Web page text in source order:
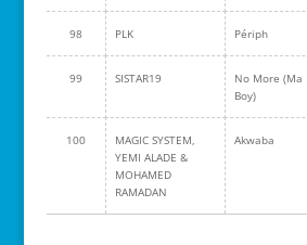
98 PLK Périph
99 SISTAR19
No More (Ma
Boy)
100
MAGIC SYSTEM,
YEMI ALADE &
MOHAMED
RAMADAN
Akwaba